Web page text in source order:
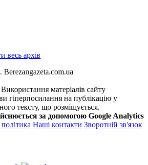
весь архів
матеріалів сайту
гіперпосилання на публікацію у
тексту, що розміщується.
за допомогою Google Analytics
Наші контакти Зворотній зв'язок